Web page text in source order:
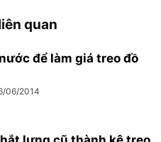
quan
để làm giá treo đồ
06/2014